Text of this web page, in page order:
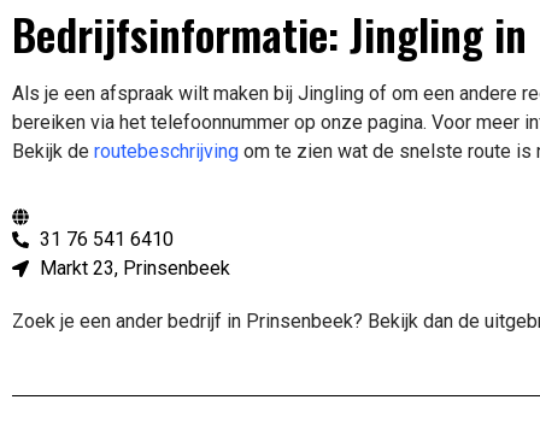
Bedrijfsinformatie: Jingling in
Als je een afspraak wilt maken bij Jingling of om een andere
bereiken via het telefoonnummer op onze pagina. Voor meer
Bekijk de routebeschrijving om te zien wat de snelste route is
31 76 541 6410
Markt 23, Prinsenbeek
Zoek je een ander bedrijf in Prinsenbeek? Bekijk dan de